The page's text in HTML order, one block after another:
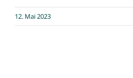
12. Mai 2023